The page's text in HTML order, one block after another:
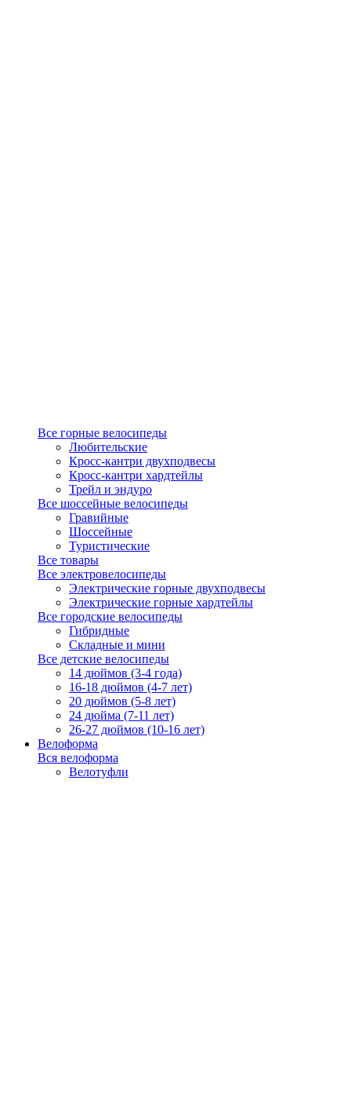
Все горные велосипеды
Любительские
Кросс-кантри двухподвесы
Кросс-кантри хардтейлы
Трейл и эндуро
Все шоссейные велосипеды
Гравийные
Шоссейные
Туристические
Все товары
Все электровелосипеды
Электрические горные двухподвесы
Электрические горные хардтейлы
Все городские велосипеды
Гибридные
Складные и мини
Все детские велосипеды
14 дюймов (3-4 года)
16-18 дюймов (4-7 лет)
20 дюймов (5-8 лет)
24 дюйма (7-11 лет)
26-27 дюймов (10-16 лет)
Велоформа
Вся велоформа
Велотуфли